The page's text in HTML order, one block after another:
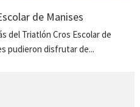
de Manises
del Triatlón Cros Escolar de
pudieron disfrutar de...